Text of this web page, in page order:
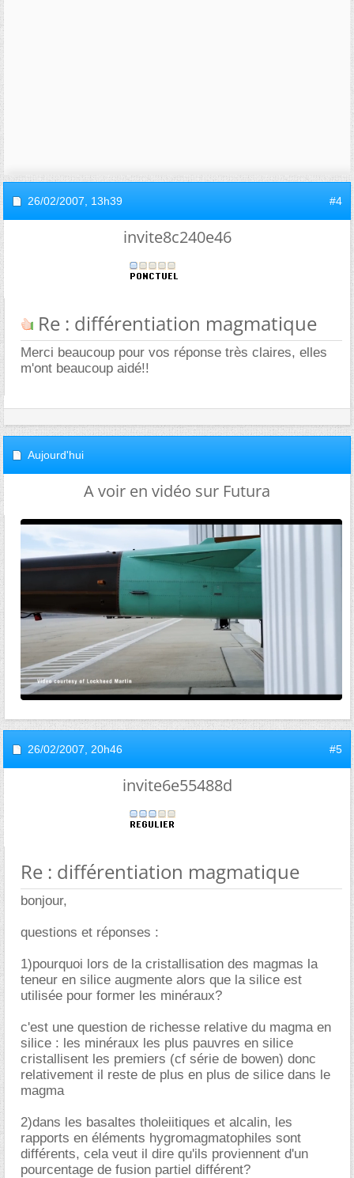
26/02/2007, 13h39 #4
invite8c240e46
Re : différentiation magmatique
Merci beaucoup pour vos réponse très claires, elles
m'ont beaucoup aidé!!
Aujourd'hui
A voir en vidéo sur Futura
26/02/2007, 20h46 #5
invite6e55488d
Re : différentiation magmatique
bonjour,
questions et réponses :
1)pourquoi lors de la cristallisation des magmas la
teneur en silice augmente alors que la silice est
utilisée pour former les minéraux?
c'est une question de richesse relative du magma en
silice : les minéraux les plus pauvres en silice
cristallisent les premiers (cf série de bowen) donc
relativement il reste de plus en plus de silice dans le
magma
2)dans les basaltes tholeiitiques et alcalin, les
rapports en éléments hygromagmatophiles sont
différents, cela veut il dire qu'ils proviennent d'un
pourcentage de fusion partiel différent?